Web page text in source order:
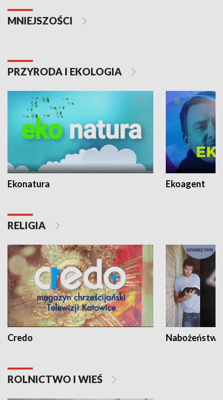
MNIEJSZOŚCI
PRZYRODA I EKOLOGIA
Ekonatura Ekoagent
RELIGIA
Credo
ROLNICTWO I WIEŚ